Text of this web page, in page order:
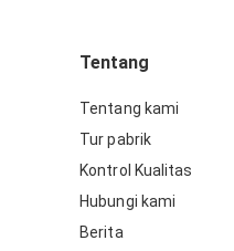
Tentang
Tentang kami
Tur pabrik
Kontrol Kualitas
Hubungi kami
Berita